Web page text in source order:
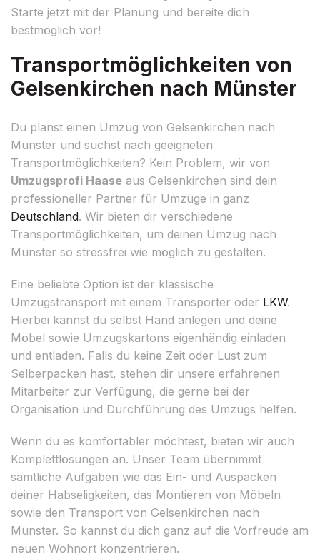
Starte jetzt mit der Planung und bereite dich
bestmöglich vor!
Transportmöglichkeiten von
Gelsenkirchen nach Münster
Du planst einen Umzug von Gelsenkirchen nach
Münster und suchst nach geeigneten
Transportmöglichkeiten? Kein Problem, wir von
Umzugsprofi Haase aus Gelsenkirchen sind dein
professioneller Partner für Umzüge in ganz
Deutschland. Wir bieten dir verschiedene
Transportmöglichkeiten, um deinen Umzug nach
Münster so stressfrei wie möglich zu gestalten.
Eine beliebte Option ist der klassische
Umzugstransport mit einem Transporter oder LKW.
Hierbei kannst du selbst Hand anlegen und deine
Möbel sowie Umzugskartons eigenhändig einladen
und entladen. Falls du keine Zeit oder Lust zum
Selberpacken hast, stehen dir unsere erfahrenen
Mitarbeiter zur Verfügung, die gerne bei der
Organisation und Durchführung des Umzugs helfen.
Wenn du es komfortabler möchtest, bieten wir auch
Komplettlösungen an. Unser Team übernimmt
sämtliche Aufgaben wie das Ein- und Auspacken
deiner Habseligkeiten, das Montieren von Möbeln
sowie den Transport von Gelsenkirchen nach
Münster. So kannst du dich ganz auf die Vorfreude am
neuen Wohnort konzentrieren.